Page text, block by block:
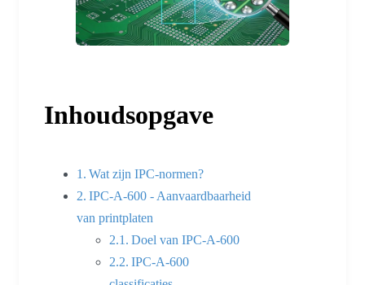
Inhoudsopgave
Wat zijn IPC-normen?
IPC-A-600 - Aanvaardbaarheid
van printplaten
Doel van IPC-A-600
IPC-A-600